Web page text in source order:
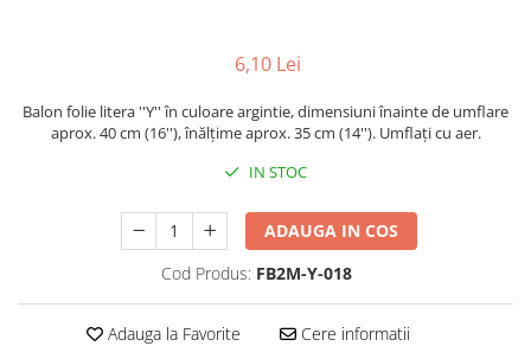
6,10 Lei
Balon folie litera ''Y'' în culoare argintie, dimensiuni înainte de umflare
aprox. 40 cm (16''), înălțime aprox. 35 cm (14''). Umflați cu aer.
IN STOC
ADAUGA IN COS
Cod Produs: FB2M-Y-018
Adauga la Favorite Cere informatii